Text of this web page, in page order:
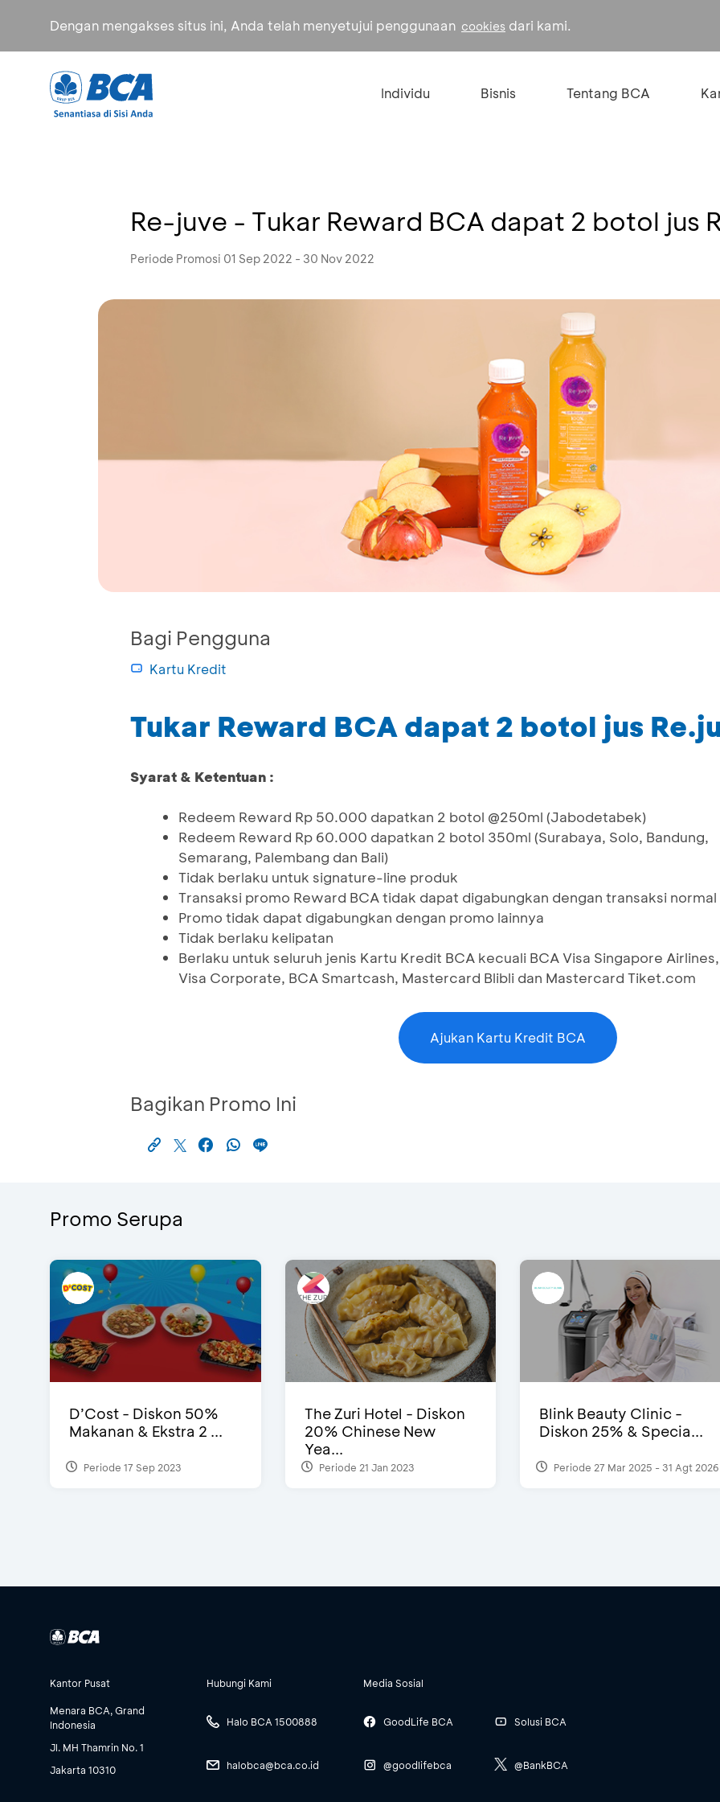
Dengan mengakses situs ini, Anda telah menyetujui penggunaan cookies dari kami.
Individu Bisnis Tentang BCA
Re-juve - Tukar Reward BCA dapat 2 botol jus
Periode Promosi 01 Sep 2022 - 30 Nov 2022
Bagi Pengguna
Kartu Kredit
Tukar Reward BCA dapat 2 botol jus
Syarat & Ketentuan :
Redeem Reward Rp 50.000 dapatkan 2 botol @250ml (Jabodetabek)
Redeem Reward Rp 60.000 dapatkan 2 botol 350ml (Surabaya, Solo, Bandung,
Semarang, Palembang dan Bali)
Tidak berlaku untuk signature-line produk
Transaksi promo Reward BCA tidak dapat digabungkan dengan transaksi normal
Promo tidak dapat digabungkan dengan promo lainnya
Tidak berlaku kelipatan
Berlaku untuk seluruh jenis Kartu Kredit BCA kecuali BCA Visa Singapore Airlines,
Visa Corporate, BCA Smartcash, Mastercard Blibli dan Mastercard Tiket.com
Ajukan Kartu Kredit BCA
Bagikan Promo Ini
Promo Serupa
D’Cost - Diskon 50%
Makanan & Ekstra 2 ...
Periode 17 Sep 2023
The Zuri Hotel - Diskon
20% Chinese New
Yea...
Periode 21 Jan 2023
Blink Beauty Clinic -
Diskon 25% & Specia...
Periode 27 Mar 2025 - 31 Agt 2026
Kantor Pusat
Menara BCA, Grand
Indonesia
Jl. MH Thamrin No. 1
Jakarta 10310
Hubungi Kami
Halo BCA 1500888
halobca@bca.co.id
Media Sosial
GoodLife BCA
@goodlifebca
Solusi BCA
@BankBCA